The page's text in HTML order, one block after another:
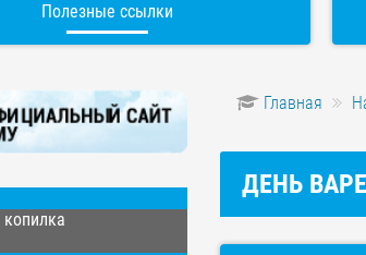
Полезные ссылки
Главная
ДЕНЬ